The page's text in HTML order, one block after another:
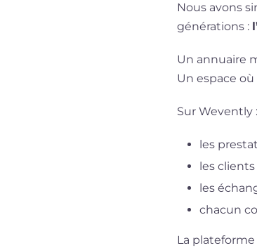
Nous avons
générations :
Un annuaire
Un espace
Sur Wevently :
les
les
les
chacun
La